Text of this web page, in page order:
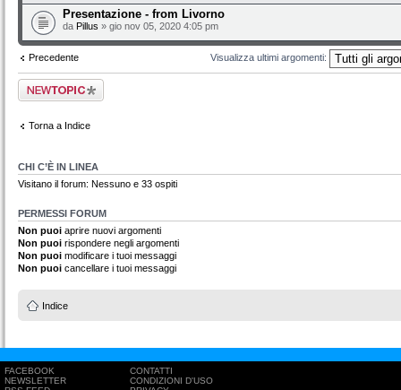
Presentazione - from Livorno
da Pillus » gio nov 05, 2020 4:05 pm
Precedente Visualizza ultimi argomenti:
Scrivi un nuovo
argomento
Torna a Indice
CHI C’È IN LINEA
Visitano il forum: Nessuno e 33 ospiti
PERMESSI FORUM
Non puoi aprire nuovi argomenti
Non puoi rispondere negli argomenti
Non puoi modificare i tuoi messaggi
Non puoi cancellare i tuoi messaggi
Indice
FACEBOOK
NEWSLETTER
CONTATTI
CONDIZIONI D'USO